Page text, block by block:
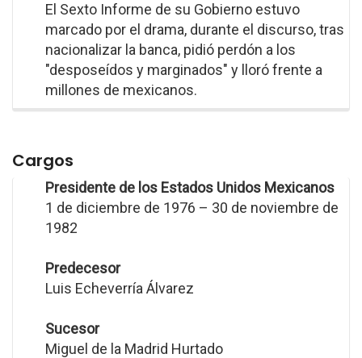
El Sexto Informe de su Gobierno estuvo
marcado por el drama, durante el discurso, tras
nacionalizar la banca, pidió perdón a los
"desposeídos y marginados" y lloró frente a
millones de mexicanos.
Cargos
Presidente de los Estados Unidos Mexicanos
1 de diciembre de 1976 – 30 de noviembre de
1982
Predecesor
Luis Echeverría Álvarez
Sucesor
Miguel de la Madrid Hurtado